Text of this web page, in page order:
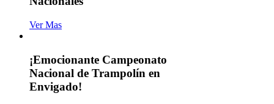
Ver Mas
¡Emocionante Campeonato
Nacional de Trampolín en
Envigado!